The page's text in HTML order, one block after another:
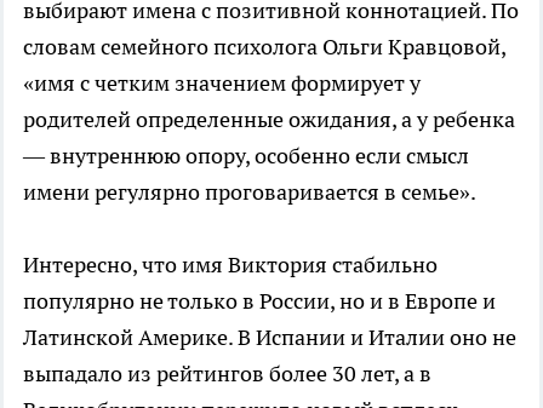
выбирают имена с позитивной коннотацией. По
словам семейного психолога Ольги Кравцовой,
«имя с четким значением формирует у
родителей определенные ожидания, а у ребенка
— внутреннюю опору, особенно если смысл
имени регулярно проговаривается в семье».
Интересно, что имя Виктория стабильно
популярно не только в России, но и в Европе и
Латинской Америке. В Испании и Италии оно не
выпадало из рейтингов более 30 лет, а в